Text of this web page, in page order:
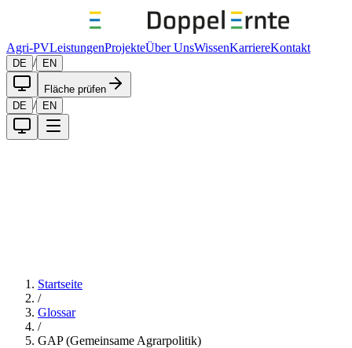
Agri-PVLeistungenProjekteÜber UnsWissenKarriereKontakt
DE / EN
Fläche prüfen
DE / EN
Startseite
/
Glossar
/
GAP (Gemeinsame Agrarpolitik)